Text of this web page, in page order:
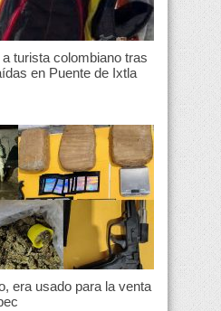
turista colombiano tras
en Puente de Ixtla
era usado para la venta